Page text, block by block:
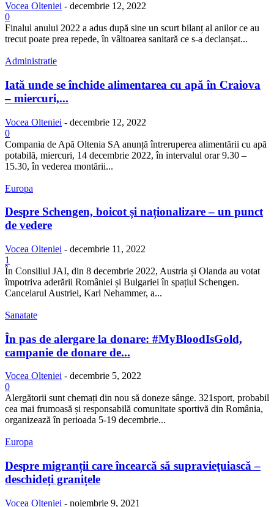
Vocea Olteniei - decembrie 12, 2022
0
Finalul anului 2022 a adus după sine un scurt bilanț al anilor ce au
trecut poate prea repede, în vâltoarea sanitară ce s-a declanșat...
Administratie
Iată unde se închide alimentarea cu apă în Craiova
– miercuri,...
Vocea Olteniei - decembrie 12, 2022
0
Compania de Apă Oltenia SA anunță întreruperea alimentării cu apă
potabilă, miercuri, 14 decembrie 2022, în intervalul orar 9.30 –
15.30, în vederea montării...
Europa
Despre Schengen, boicot și naționalizare – un punct
de vedere
Vocea Olteniei - decembrie 11, 2022
1
În Consiliul JAI, din 8 decembrie 2022, Austria și Olanda au votat
împotriva aderării României și Bulgariei în spațiul Schengen.
Cancelarul Austriei, Karl Nehammer, a...
Sanatate
În pas de alergare la donare: #MyBloodIsGold,
campanie de donare de...
Vocea Olteniei - decembrie 5, 2022
0
Alergătorii sunt chemați din nou să doneze sânge. 321sport, probabil
cea mai frumoasă și responsabilă comunitate sportivă din România,
organizează în perioada 5-19 decembrie...
Europa
Despre migranții care încearcă să supravieţuiască –
deschideți granițele
Vocea Olteniei - noiembrie 9, 2021